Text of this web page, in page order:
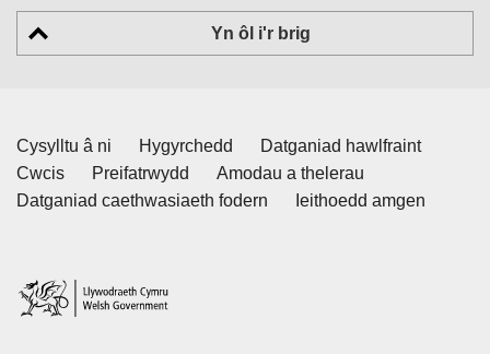
Yn ôl i'r brig
Cysylltu â ni Hygyrchedd
Datganiad hawlfraint
Cwcis
Preifatrwydd
Amodau a thelerau
Datganiad caethwasiaeth fodern
Ieithoedd amgen